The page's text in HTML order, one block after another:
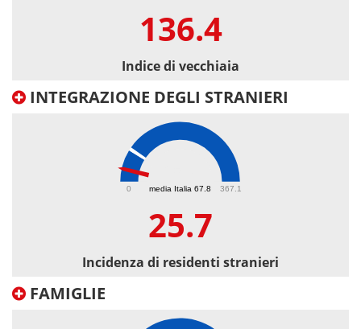
136.4
Indice di vecchiaia
INTEGRAZIONE DEGLI STRANIERI
media Italia 67.8
0 367.1
25.7
Incidenza di residenti stranieri
FAMIGLIE